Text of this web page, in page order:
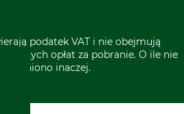
podatek VAT i nie obejmują
opłat za pobranie. O ile nie
inaczej.